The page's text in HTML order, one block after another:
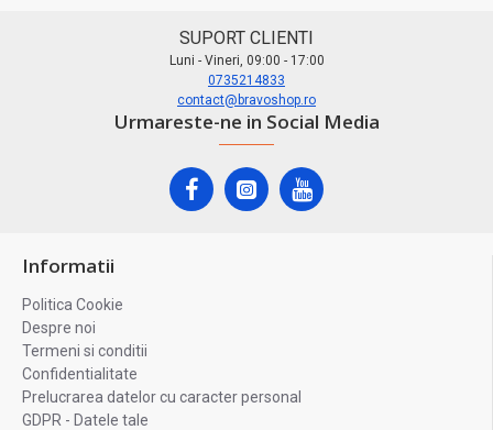
SUPORT CLIENTI
Luni - Vineri, 09:00 - 17:00
0735214833
contact@bravoshop.ro
Urmareste-ne in Social Media
Informatii
Politica Cookie
Despre noi
Termeni si conditii
Confidentialitate
Prelucrarea datelor cu caracter personal
GDPR - Datele tale